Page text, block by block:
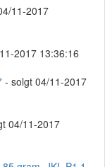
11-2017
2017 13:36:16
- solgt 04/11-2017
04/11-2017